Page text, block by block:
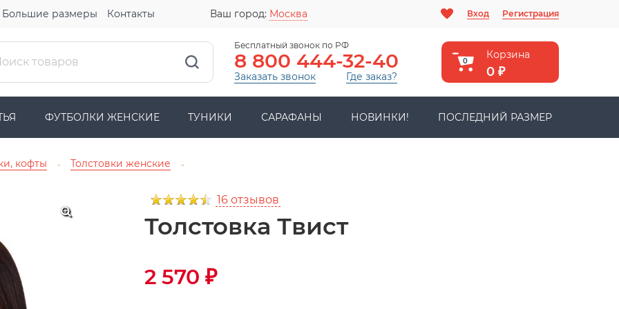
Большие размеры Контакты Ваш город: Москва Вход Регистрация
Бесплатный звонок по РФ
8 800 444-32-40
Заказать звонок Где заказ?
Корзина
0
0 ₽
ФУТБОЛКИ ЖЕНСКИЕ ТУНИКИ САРАФАНЫ НОВИНКИ! ПОСЛЕДНИЙ РАЗМЕР
кофты → Толстовки женские →
16 отзывов
Толстовка Твист
2 570 ₽